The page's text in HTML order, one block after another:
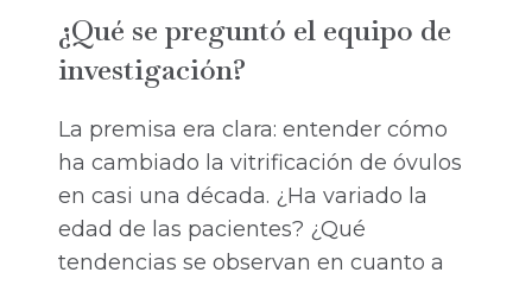
¿Qué se preguntó el equipo de
investigación?
La premisa era clara: entender cómo
ha cambiado la vitrificación de óvulos
en casi una década. ¿Ha variado la
edad de las pacientes? ¿Qué
tendencias se observan en cuanto a